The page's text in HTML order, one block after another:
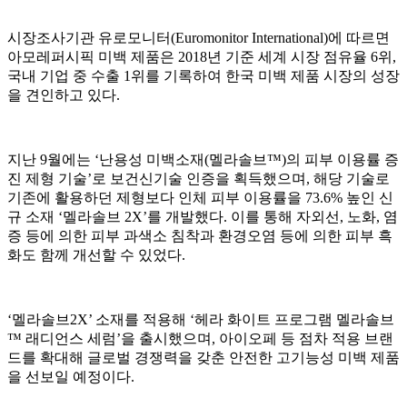
시장조사기관 유로모니터(Euromonitor International)에 따르면
아모레퍼시픽 미백 제품은 2018년 기준 세계 시장 점유율 6위,
국내 기업 중 수출 1위를 기록하여 한국 미백 제품 시장의 성장
을 견인하고 있다.
지난 9월에는 ‘난용성 미백소재(멜라솔브™)의 피부 이용률 증
진 제형 기술’로 보건신기술 인증을 획득했으며, 해당 기술로
기존에 활용하던 제형보다 인체 피부 이용률을 73.6% 높인 신
규 소재 ‘멜라솔브 2X’를 개발했다. 이를 통해 자외선, 노화, 염
증 등에 의한 피부 과색소 침착과 환경오염 등에 의한 피부 흑
화도 함께 개선할 수 있었다.
‘멜라솔브2X’ 소재를 적용해 ‘헤라 화이트 프로그램 멜라솔브
™ 래디언스 세럼’을 출시했으며, 아이오페 등 점차 적용 브랜
드를 확대해 글로벌 경쟁력을 갖춘 안전한 고기능성 미백 제품
을 선보일 예정이다.